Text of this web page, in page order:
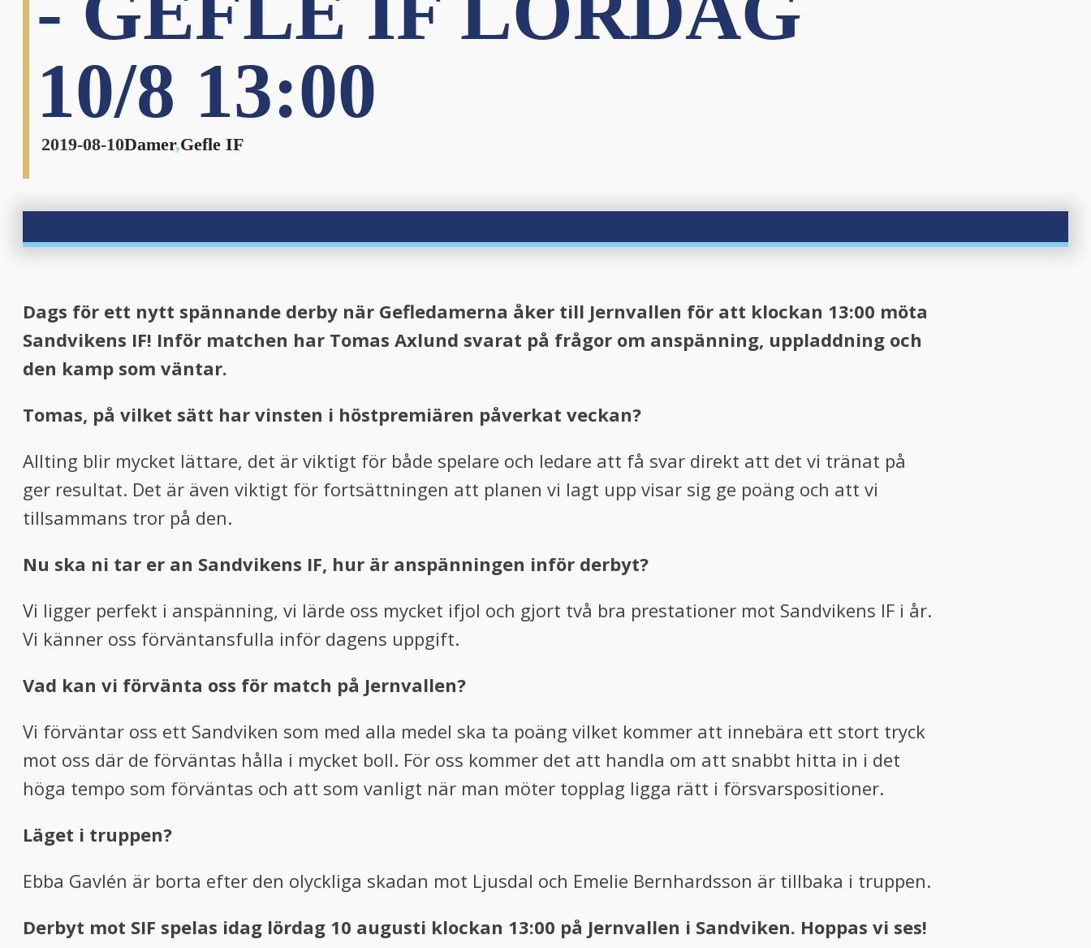
10/8 13:00
2019-08-10Damer,Gefle IF
Dags för ett nytt spännande derby när Gefledamerna åker till Jernvallen för att klockan 13:00 möta
Sandvikens IF! Inför matchen har Tomas Axlund svarat på frågor om anspänning, uppladdning och
den kamp som väntar.
Tomas, på vilket sätt har vinsten i höstpremiären påverkat veckan?
Allting blir mycket lättare, det är viktigt för både spelare och ledare att få svar direkt att det vi tränat på
ger resultat. Det är även viktigt för fortsättningen att planen vi lagt upp visar sig ge poäng och att vi
tillsammans tror på den.
Nu ska ni tar er an Sandvikens IF, hur är anspänningen inför derbyt?
Vi ligger perfekt i anspänning, vi lärde oss mycket ifjol och gjort två bra prestationer mot Sandvikens IF i år.
Vi känner oss förväntansfulla inför dagens uppgift.
Vad kan vi förvänta oss för match på Jernvallen?
Vi förväntar oss ett Sandviken som med alla medel ska ta poäng vilket kommer att innebära ett stort tryck
mot oss där de förväntas hålla i mycket boll. För oss kommer det att handla om att snabbt hitta in i det
höga tempo som förväntas och att som vanligt när man möter topplag ligga rätt i försvarspositioner.
Läget i truppen?
Ebba Gavlén är borta efter den olyckliga skadan mot Ljusdal och Emelie Bernhardsson är tillbaka i truppen.
Derbyt mot SIF spelas idag lördag 10 augusti klockan 13:00 på Jernvallen i Sandviken. Hoppas vi ses!